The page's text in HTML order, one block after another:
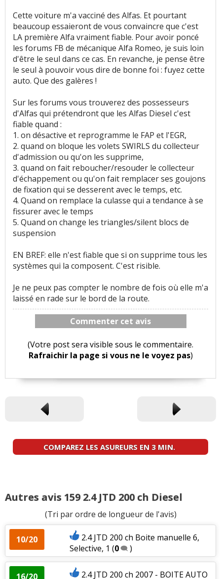
Cette voiture m'a vacciné des Alfas. Et pourtant
beaucoup essaieront de vous convaincre que c'est
LA première Alfa vraiment fiable. Pour avoir poncé
les forums FB de mécanique Alfa Romeo, je suis loin
d'être le seul dans ce cas. En revanche, je pense être
le seul à pouvoir vous dire de bonne foi : fuyez cette
auto. Que des galères !
Sur les forums vous trouverez des possesseurs
d'Alfas qui prétendront que les Alfas Diesel c'est
fiable quand :
1. on désactive et reprogramme le FAP et l'EGR,
2. quand on bloque les volets SWIRLS du collecteur
d'admission ou qu'on les supprime,
3. quand on fait reboucher/resouder le collecteur
d'échappement ou qu'on fait remplacer ses goujons
de fixation qui se desserent avec le temps, etc.
4. Quand on remplace la culasse qui a tendance à se
fissurer avec le temps
5. Quand on change les triangles/silent blocs de
suspension
EN BREF: elle n'est fiable que si on supprime tous les
systèmes qui la composent. C'est risible.
Je ne peux pas compter le nombre de fois où elle m'a
laissé en rade sur le bord de la route.
Commenter cet avis
(Votre post sera visible sous le commentaire.
Rafraichir la page si vous ne le voyez pas)
COMPAREZ LES ASUREURS EN 3 MIN.
Autres avis 159 2.4 JTD 200 ch Diesel
(Tri par ordre de longueur de l'avis)
10/20
2.4 JTD 200 ch Boite manuelle 6,
Selective, 1 (0 )
16/20 2.4 JTD 200 ch 2007 - BOITE AUTO